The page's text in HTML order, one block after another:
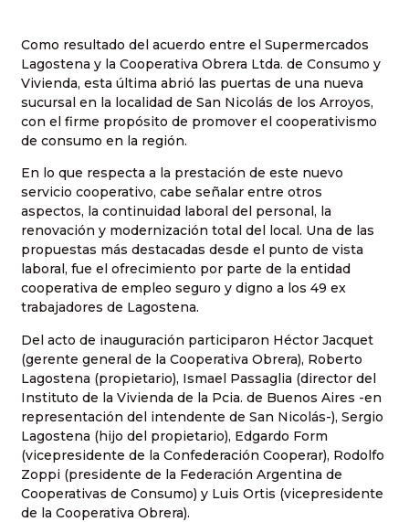
Como resultado del acuerdo entre el Supermercados
Lagostena y la Cooperativa Obrera Ltda. de Consumo y
Vivienda, esta última abrió las puertas de una nueva
sucursal en la localidad de San Nicolás de los Arroyos,
con el firme propósito de promover el cooperativismo
de consumo en la región.
En lo que respecta a la prestación de este nuevo
servicio cooperativo, cabe señalar entre otros
aspectos, la continuidad laboral del personal, la
renovación y modernización total del local. Una de las
propuestas más destacadas desde el punto de vista
laboral, fue el ofrecimiento por parte de la entidad
cooperativa de empleo seguro y digno a los 49 ex
trabajadores de Lagostena.
Del acto de inauguración participaron Héctor Jacquet
(gerente general de la Cooperativa Obrera), Roberto
Lagostena (propietario), Ismael Passaglia (director del
Instituto de la Vivienda de la Pcia. de Buenos Aires -en
representación del intendente de San Nicolás-), Sergio
Lagostena (hijo del propietario), Edgardo Form
(vicepresidente de la Confederación Cooperar), Rodolfo
Zoppi (presidente de la Federación Argentina de
Cooperativas de Consumo) y Luis Ortis (vicepresidente
de la Cooperativa Obrera).